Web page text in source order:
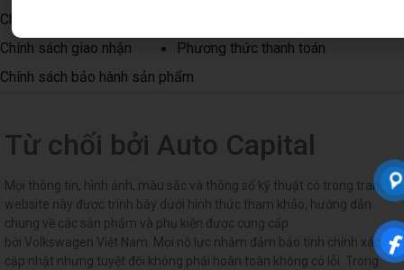
Chính sách bảo mật thông tin người dùng
Chính sách giao nhận
Phương thức thanh toán
Chính sách bảo hành sản phẩm
Từ chối bởi Auto Capital
Mọi thông tin, hình ảnh, màu sắc và thông số kỹ thuật có trong trang
website này được trình bày dưới hình thức tham khảo, hướng dẫn
chung về các sản phẩm và phụ kiện được cung cấp
bởi Volkswagen Việt Nam. Mọi nỗ lực nhằm đảm bảo tính chính xác và
cập nhật nhưng tuyệt đối không phải hoàn toàn không có lỗi. Trong